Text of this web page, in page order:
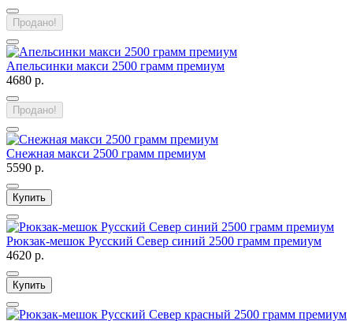
Продано!
Апельсинки макси 2500 грамм премиум
4680 р.
Продано!
Снежная макси 2500 грамм премиум
5590 р.
Купить
Рюкзак-мешок Русский Север синий 2500 грамм премиум
4620 р.
Купить